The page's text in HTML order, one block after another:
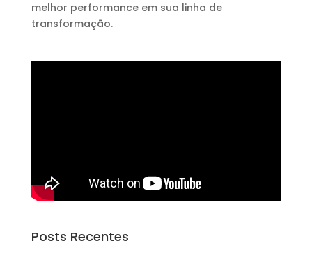
melhor performance em sua linha de
transformação.
Posts Recentes